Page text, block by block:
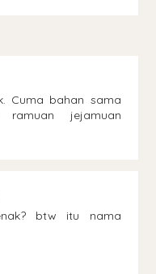
Cuma bahan sama
jejamuan
btw itu nama